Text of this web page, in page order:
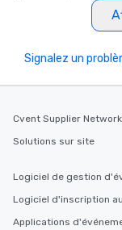
Signalez un
Cvent Supplier Network
Solutions sur site
Logiciel de gestion
Logiciel d'inscription
Applications